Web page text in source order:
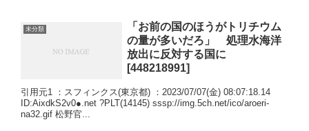
未分類
「お前の国のほうがトリチウム
の量が多いだろ」 処理水海洋
放出に反対する国に
[448218991]
引用元1 ：スフィンクス(東京都) ：2023/07/07(金) 08:07:18.14
ID:AixdkS2v0●.net ?PLT(14145) sssp://img.5ch.net/ico/aroeri-
na32.gif 松野官...